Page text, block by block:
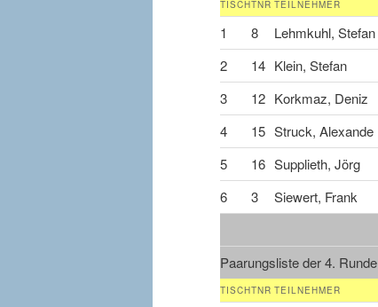
TISCHTNR TEILNEHMER
1 8 Lehmkuhl, Stefan
2
14 Klein, Stefan
3
12 Korkmaz, Deniz
4
15 Struck, Alexande
5
16 Supplieth, Jörg
6
3 Siewert, Frank
Paarungsliste der 4. Runde
TISCHTNR TEILNEHMER